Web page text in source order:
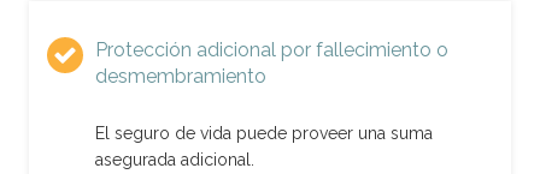
Protección adicional por fallecimiento o
desmembramiento
El seguro de vida puede proveer una suma
asegurada adicional.